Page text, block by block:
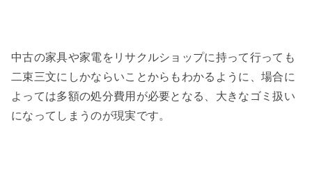
中古の家具や家電をリサクルショップに持って行っても
二束三文にしかならいことからもわかるように、場合に
よっては多額の処分費用が必要となる、大きなゴミ扱い
になってしまうのが現実です。